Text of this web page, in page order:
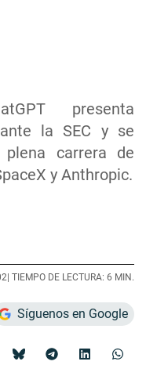
presenta
la SEC y se
carrera de
y Anthropic.
| TIEMPO DE LECTURA: 6 MIN.
Síguenos en Google